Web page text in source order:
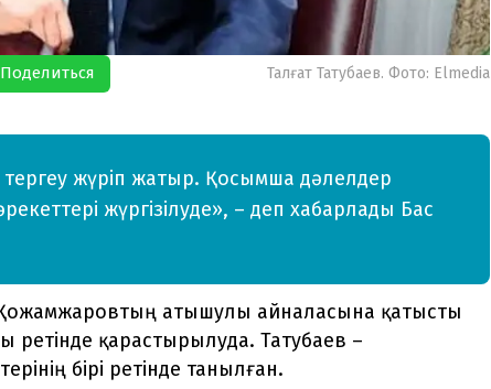
Поделиться Талғат Татубаев. Фото: Elmedia
тергеу жүріп жатыр. Қосымша дәлелдер
жүргізілуде», – деп хабарлады Бас
атышулы айналасына қатысты
ретінде қарастырылуда. Татубаев –
бірі ретінде танылған.